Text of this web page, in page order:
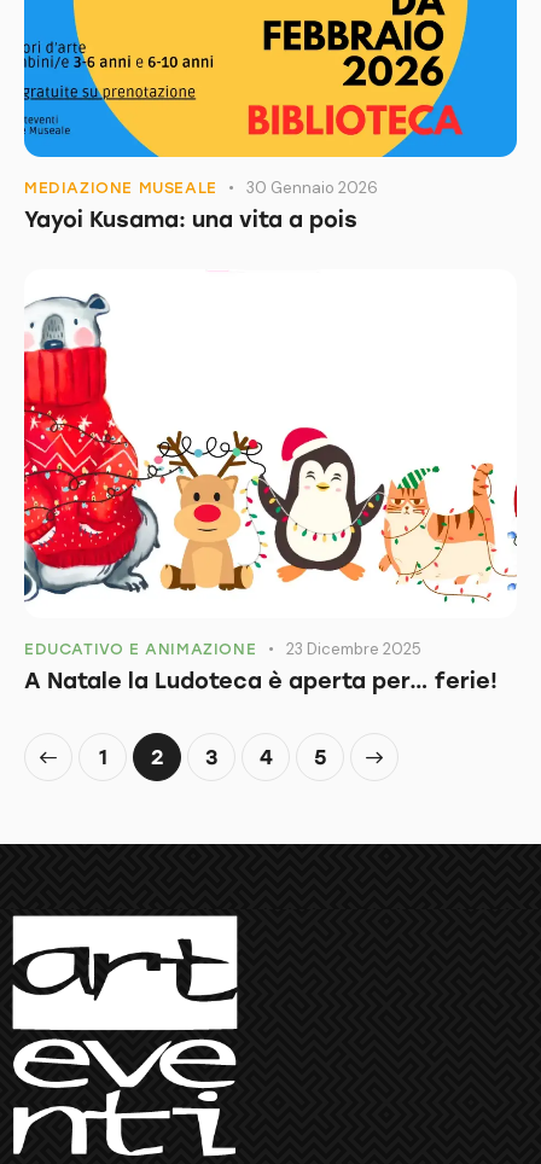
MEDIAZIONE MUSEALE 30 Gennaio 2026
Yayoi Kusama: una vita a pois
EDUCATIVO E ANIMAZIONE 23 Dicembre 2025
A Natale la Ludoteca è aperta per… ferie!
1 2 3 4 5
>